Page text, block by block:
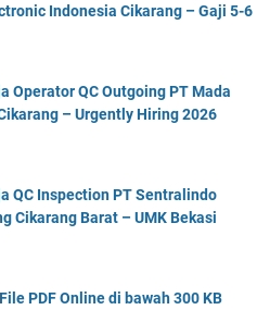
Indonesia Cikarang – Gaji 5-6
Operator QC Outgoing PT Mada
– Urgently Hiring 2026
QC Inspection PT Sentralindo
Cikarang Barat – UMK Bekasi
PDF Online di bawah 300 KB